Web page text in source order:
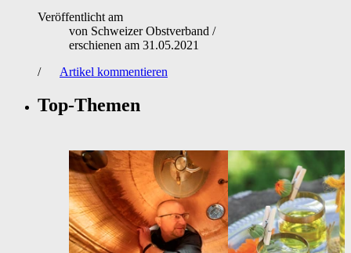
Veröffentlicht am
von Schweizer Obstverband /
erschienen am 31.05.2021
/
Artikel kommentieren
Top-Themen